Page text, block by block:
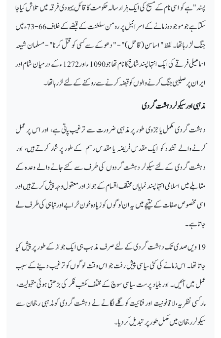
پسند" ہے کو اسی نام کے مسیح کی ایک ہزار سالہ حکومت کا قائل یہودی فرقہ میں تلاش کیا جا
سکتا ہے جو موجودہ زمانے کے اسرائیل پر رومن سلطنت کے قبضے کے خلاف 66-73 ء میں
جنگ لڑ رہاتھا۔ لفظ " اساسن (قاتل)" - " دھوکے سے کسی کو قتل کرنا" - مسلمان شیعہ
اسماعیلی فرقے کی ایک انتہا پسند شاخ کا نام تھا جو 1090 ء اور 1272 ء کے درمیان شام اور
ایران پر صلیبی جنگ کرنے والوں کو قبضہ کرنے سے روکنے کے لئے لڑ رہا تھا۔
مذہبی اور سیکولر دہشت گردی
دہشت گردی مکمل یا جزوی طور پر مذہبی ضرورت سے ترغیب پاتی ہے، اور اس پر عمل
کرنے والے تشدد کو ایک مقدس فریضہ یا مقدس رسم کے طور پر شمار کرتے ہیں، اور
دہشت گردی کے لئے سیکولر دہشت گردوں کی طرف سے کئے جانے والے وعدہ کے
مقابلے میں اسلامی انتہا پسند نمایاں مختلف اقسام کے جواز اور معقول وجہ پیش کرتے ہیں اور
اسی مخصوص صفات کے نتیجے میں یہ ان لوگوں کو زیادہ خون خرابے اور تباہی کی طرف لے
جاتا ہے۔
19 ویں صدی تک دہشت گردی کے لئے صرف مذہب ہی ایک جواز کے طور پر پیش کیا
جاتا تھا۔ اس زمانے کی کئی سیاسی پیش رفت جو اس وقت لوگوں کو ترغیب دینے کے سبب
عمل میں آئیں۔ اور بنیاد پرست سیاسی سوچ کے مختلف مکتب فکر کی بڑھتی ہوئی مقبولیت،
مارکسی نظریہ، لاقانونیت اور فنائیت کو گلے لگانے نے دہشت گردی کو مذہبی رجحان سے
سیکولر رجحان میں مکمل طور پر تبدیل کر دیا۔